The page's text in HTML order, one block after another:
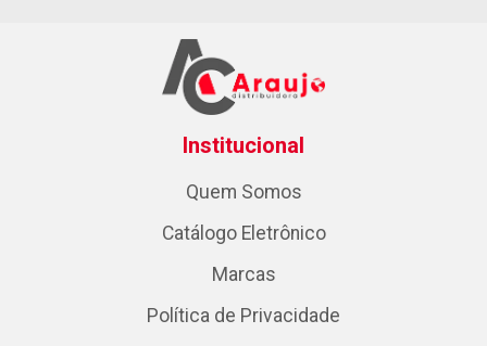
Institucional
Quem Somos
Catálogo Eletrônico
Marcas
Política de Privacidade